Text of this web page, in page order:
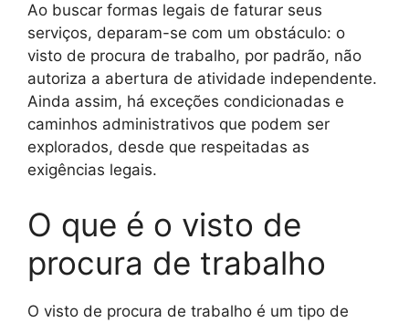
Ao buscar formas legais de faturar seus
serviços, deparam-se com um obstáculo: o
visto de procura de trabalho, por padrão, não
autoriza a abertura de atividade independente.
Ainda assim, há exceções condicionadas e
caminhos administrativos que podem ser
explorados, desde que respeitadas as
exigências legais.
O que é o visto de
procura de trabalho
O visto de procura de trabalho é um tipo de